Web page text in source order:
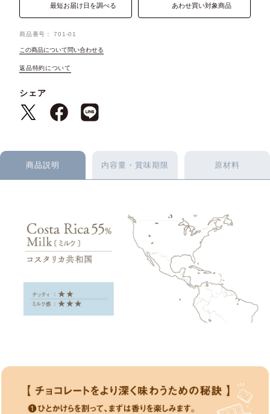
最短お届け日を調べる あわせ買い対象商品
商品番号 701-01
この商品について問い合わせる
返品特約について
シェア
商品説明 内容量・賞味期限 原材料